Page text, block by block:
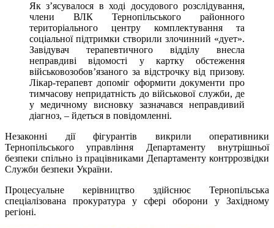
Як з’ясувалося в ході досудового розслідування,
члени ВЛК Тернопільського районного
територіального центру комплектування та
соціальної підтримки створили злочинний «дует».
Завідувач терапевтичного відділу внесла
неправдиві відомості у картку обстеження
військовозобов’язаного за відстрочку від призову.
Лікар-терапевт допоміг оформити документи про
тимчасову непридатність до військової служби, де
у медичному висновку зазначався неправдивий
діагноз, – йдеться в повідомленні.
Незаконні дії фігурантів викрили оперативники
Тернопільського управління Департаменту внутрішньої
безпеки спільно із працівниками Департаменту контррозвідки
Служби безпеки України.
Процесуальне керівництво здійснює Тернопільська
спеціалізована прокуратура у сфері оборони у Західному
регіоні.